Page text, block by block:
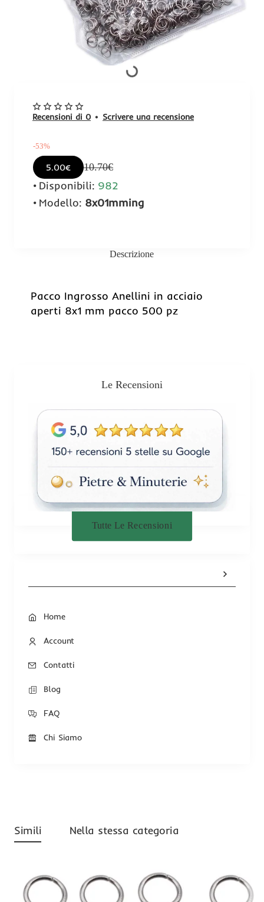
-53%
Recensioni di 0 • Scrivere una recensione
-53%
5.00€ 10.70€
Disponibili: 982
Modello: 8x01mming
Descrizione
Pacco Ingrosso Anellini in acciaio
aperti 8x1 mm pacco 500 pz
Le Recensioni
Tutte Le Recensioni
Home
Account
Contatti
Blog
FAQ
Chi Siamo
Simili Nella stessa categoria